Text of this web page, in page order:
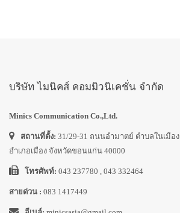
บริษัท ไมนิคส์ คอมมิวนิเคชั่น จำกัด
Minics Communication Co.,Ltd.
สถานที่ตั้ง: 31/29-31 ถนนอำมาตย์ ตำบลในเมือง
อำเภอเมือง จังหวัดขอนแก่น 40000
โทรศัพท์: 043 237780 , 043 332464
สายด่วน : 083 1417449